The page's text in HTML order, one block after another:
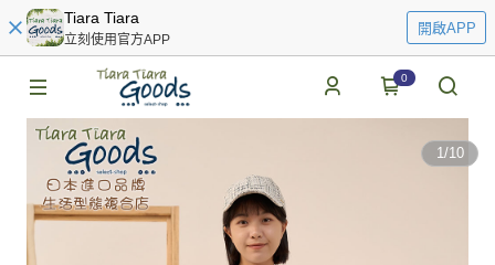
Tiara Tiara
立刻使用官方APP
開啟APP
0
1/10